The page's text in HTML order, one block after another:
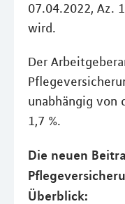
07.04.2022, Az.
wird.
Der
unabhängig von
1,7 %.
Die neuen
Überblick: